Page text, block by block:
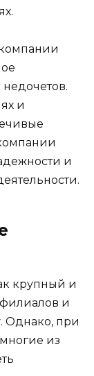
и
и
крупный и
и
Однако, при
из